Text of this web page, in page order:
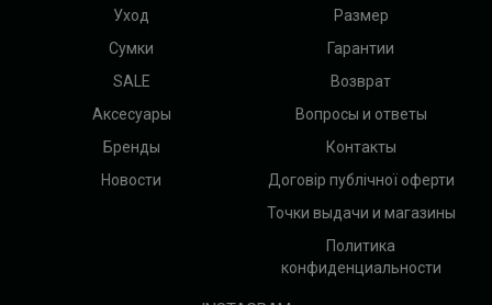
Уход
Сумки
SALE
Аксесуары
Бренды
Новости
Размер
Гарантии
Возврат
Вопросы и ответы
Контакты
Договір публічної оферти
Точки выдачи и магазины
Политика
конфиденциальности